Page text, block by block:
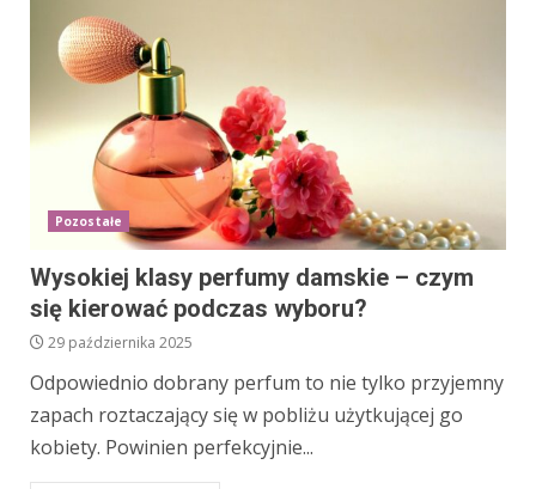
Pozostałe
Wysokiej klasy perfumy damskie – czym
się kierować podczas wyboru?
29 października 2025
Odpowiednio dobrany perfum to nie tylko przyjemny
zapach roztaczający się w pobliżu użytkującej go
kobiety. Powinien perfekcyjnie...